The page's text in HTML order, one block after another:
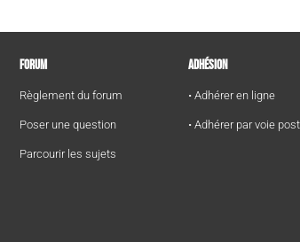
FORUM
Règlement du forum
Poser une question
Parcourir les sujets
ADHÉSION
• Adhérer en ligne
• Adhérer par voie